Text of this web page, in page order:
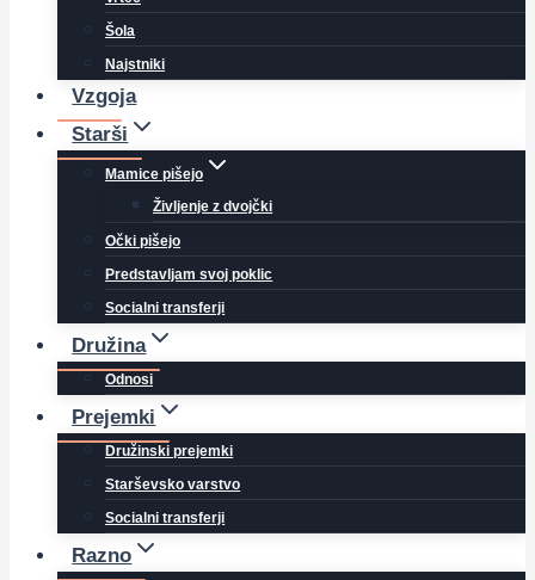
Šola
Najstniki
Vzgoja
Starši
Mamice pišejo
Življenje z dvojčki
Očki pišejo
Predstavljam svoj poklic
Socialni transferji
Družina
Odnosi
Prejemki
Družinski prejemki
Starševsko varstvo
Socialni transferji
Razno